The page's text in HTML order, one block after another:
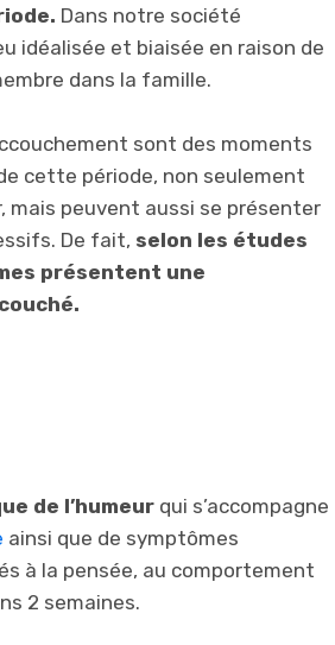
Dans notre société
idéalisée et biaisée en raison de
dans la famille.
sont des moments
cette période, non seulement
mais peuvent aussi se présenter
De fait, selon les études
présentent une
de l’humeur qui s’accompagne
ainsi que de symptômes
à la pensée, au comportement
2 semaines.